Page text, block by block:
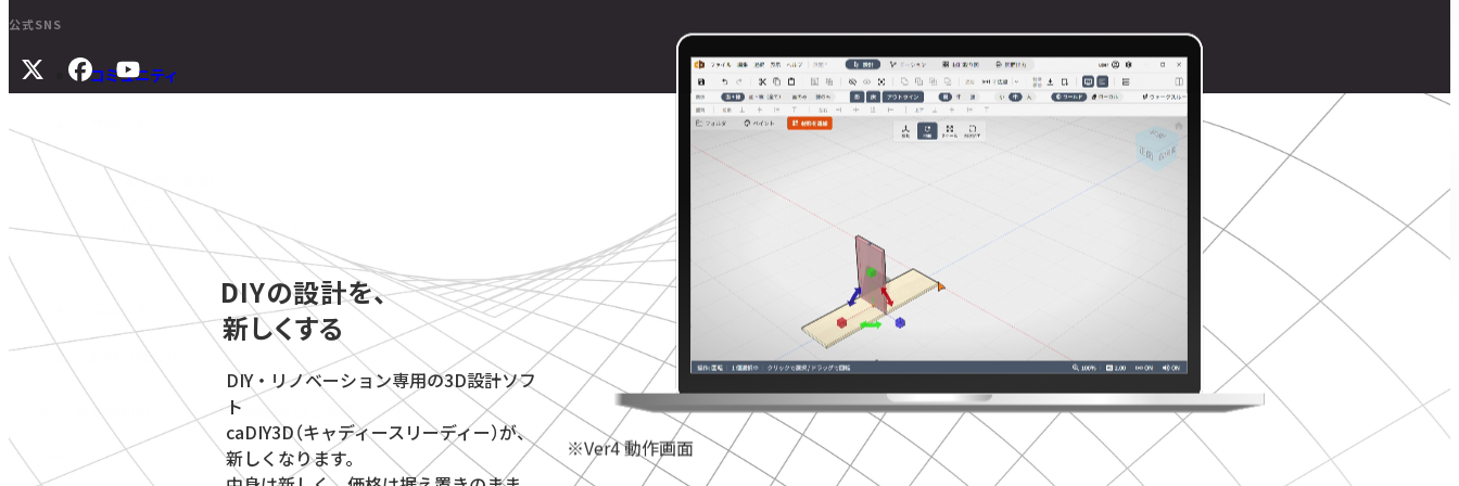
コミュニティ
よくある質問
マニュアル
旧バージョンダウンロード
ニュース
お問い合わせ
学校・教育機関向け 無料体験をはじめる
公式SNS
DIYの設計を、
新しくする
DIY・リノベーション専用の3D設計ソフ
ト
caDIY3D（キャディースリーディー）が、
新しくなります。
※Ver4 動作画面